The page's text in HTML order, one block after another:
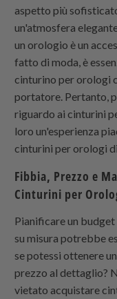
aspetto più
un'atmosfera
un orologio è un
fatto di moda, è
cinturino per orologi
portatore. Pertanto,
riguardo ai cinturini
loro un'esperienza
cinturini per orologi di
Fibbia, Prezzo e
Cinturini per
Pianificare un
su misura potrebbe
se potessi ottenere
prezzo al dettaglio?
vietato acquistare